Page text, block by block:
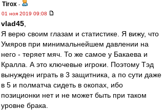
Tirox -
01 ноя 2019 09:08
vlad45
Я верю своим глазам и статистике. Я вижу, что
Умяров при минимальнейшем давлении на
него - теряет мяч. То же самое у Бакаева и
Кралла. А это ключевые игроки. Поэтому Тэд
вынужден играть в 3 защитника, а по сути даже
в 5 и полматча сидеть в окопах, ибо
позиционки нет и не может быть при таком
уровне брака.